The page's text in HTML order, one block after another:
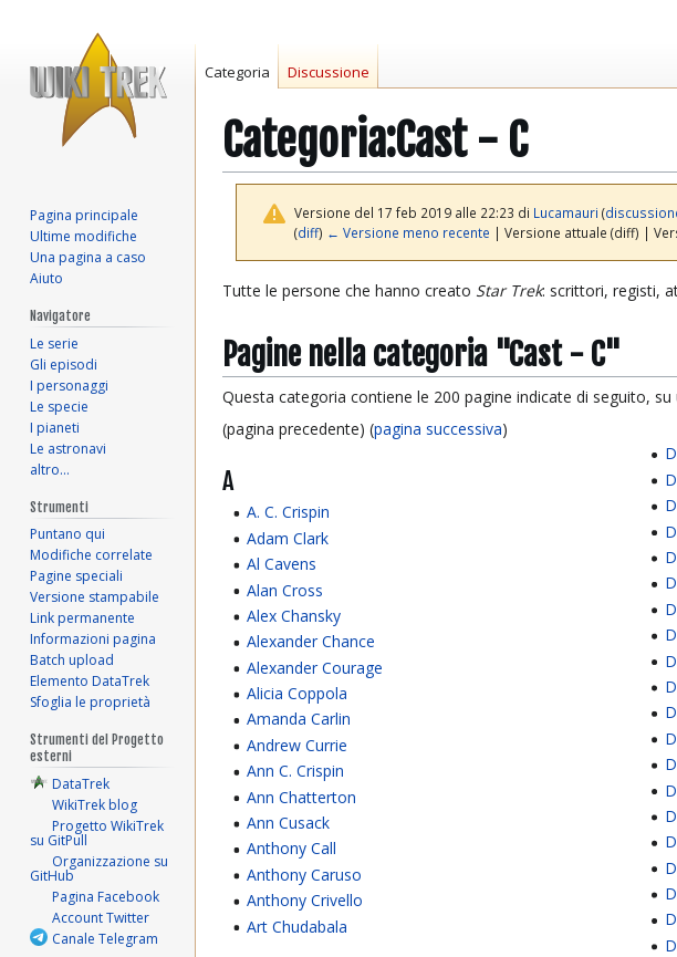
Categoria:Cast - C
Versione del 17 feb 2019 alle 22:23 di Lucamauri (
(diff) ← Versione meno recente | Versione attuale (diff) |
Vai
navigazione
Vai
ricerca
Tutte le persone che hanno creato Star Trek: scrittori, registi,
Pagine nella categoria "Cast - C"
Questa categoria contiene le 200 pagine indicate di seguito, su
(pagina precedente) (pagina successiva)
A
A. C. Crispin
Adam Clark
Al Cavens
Alan Cross
Alex Chansky
Alexander Chance
Alexander Courage
Alicia Coppola
Amanda Carlin
Andrew Currie
Ann C. Crispin
Ann Chatterton
Ann Cusack
Anthony Call
Anthony Caruso
Anthony Crivello
Art Chudabala
Categoria Discussione
Pagina principale
Ultime modifiche
Una pagina a caso
Aiuto
Navigatore
Le serie
Gli episodi
I personaggi
Le specie
I pianeti
Le astronavi
altro…
Strumenti
Puntano qui
Modifiche correlate
Pagine speciali
Versione stampabile
Link permanente
Informazioni pagina
Batch upload
Elemento DataTrek
Sfoglia le proprietà
Strumenti del Progetto
esterni
DataTrek
WikiTrek blog
Progetto WikiTrek
su GitPull
Organizzazione su
GitHub
Pagina Facebook
Account Twitter
Canale Telegram